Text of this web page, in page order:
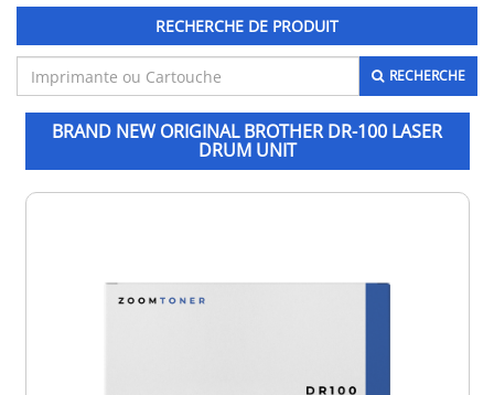
RECHERCHE DE PRODUIT
RECHERCHE
BRAND NEW ORIGINAL BROTHER DR-100 LASER
DRUM UNIT